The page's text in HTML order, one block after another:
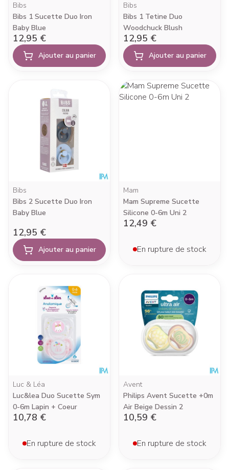
Bibs
Bibs 1 Sucette Duo Iron
Baby Blue
12,95 €
Ajouter au panier
Bibs
Bibs 1 Tetine Duo
Woodchuck Blush
12,95 €
Ajouter au panier
Bibs
Bibs 2 Sucette Duo Iron
Baby Blue
12,95 €
Ajouter au panier
Mam
Mam Supreme Sucette
Silicone 0-6m Uni 2
12,49 €
En rupture de stock
Luc & Léa
Luc&lea Duo Sucette Sym
0-6m Lapin + Coeur
10,78 €
En rupture de stock
Avent
Philips Avent Sucette +0m
Air Beige Dessin 2
10,59 €
En rupture de stock